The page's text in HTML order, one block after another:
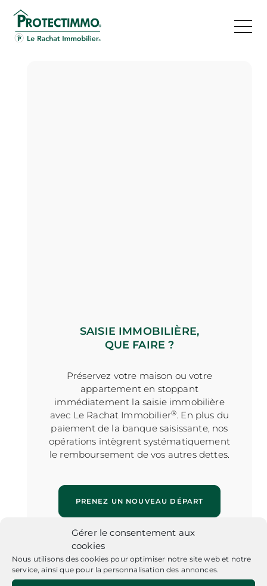
Gérer le consentement aux
cookies
Nous utilisons des cookies pour optimiser notre site web et notre
service, ainsi que pour la personnalisation des annonces.
SAISIE IMMOBILIÈRE,
QUE FAIRE ?
Préservez votre maison ou votre
appartement en stoppant
immédiatement la saisie immobilière
avec Le Rachat Immobilier®. En plus du
paiement de la banque saisissante, nos
opérations intègrent systématiquement
le remboursement de vos autres dettes.
PRENEZ UN NOUVEAU DÉPART